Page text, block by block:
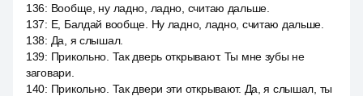
136: Вообще, ну ладно, ладно, считаю дальше.
137: Е, Балдай вообще. Ну ладно, ладно, считаю дальше.
138: Да, я слышал.
139: Прикольно. Так дверь открывают. Ты мне зубы не
заговари.
140: Прикольно. Так двери эти открывают. Да, я слышал, ты